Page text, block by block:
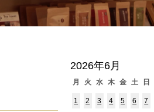
2026年6月
月 火 水 木 金 土 日
1 2 3 4 5 6 7